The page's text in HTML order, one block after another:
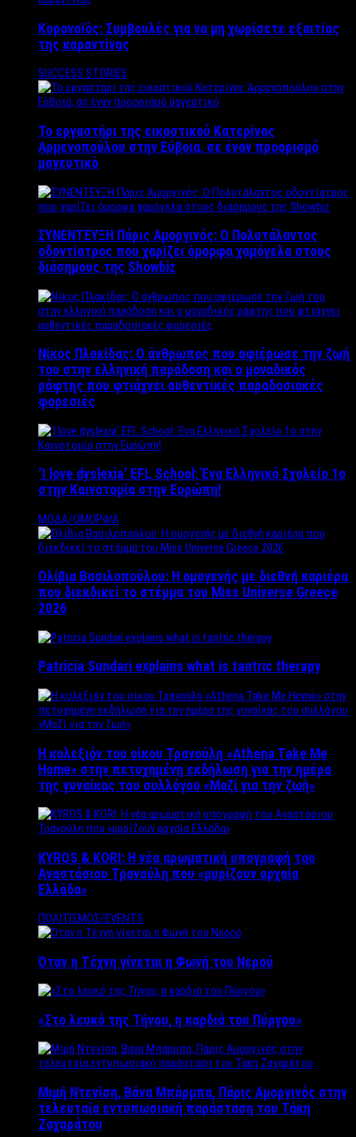
Κορονοϊός: Συμβουλές για να μη χωρίσετε εξαιτίας
της καραντίνας
SUCCESS STORIES
Το εργαστήρι της εικαστικού Κατερίνας
Αρμενοπούλου στην Εύβοια, σε έναν προορισμό
μαγευτικό
ΣΥΝΕΝΤΕΥΞΗ Πάρις Αμοργινός: O Πολυτάλαντος
οδοντίατρος που χαρίζει όμορφα χαμόγελα στους
διάσημους της Showbiz
Νίκος Πλακίδας: O άνθρωπος που αφιέρωσε την ζωή
του στην ελληνική παράδοση και ο μοναδικός
ράφτης που φτιάχνει αυθεντικές παραδοσιακές
φορεσιές
‘Ι love dyslexia’ EFL School: Ένα Ελληνικό Σχολείo 1ο
στην Καινοτομία στην Ευρώπη!
ΜΟΔΑ/ΟΜΟΡΦΙΑ
Ολίβια Βασιλοπούλου: Η ομογενής με διεθνή καριέρα
που διεκδικεί το στέμμα του Miss Universe Greece
2026
Patricia Sundari explains what is tantric therapy
Η κολεξιόν του οίκου Τρανούλη «Athena Take Me
Home» στην πετυχημένη εκδήλωση για την ημέρα
της γυναίκας του συλλόγου «Μαζί για την ζωή»
KYROS & KORI: Η νέα αρωματική υπογραφή του
Αναστάσιου Τρανούλη που «μυρίζουν αρχαία
Ελλάδα»
ΠΟΛΙΤΙΣΜΟΣ/EVENTS
Όταν η Τέχνη γίνεται η Φωνή του Νερού
«Στο λευκό της Τήνου, η καρδιά του Πύργου»
Μιμή Ντενίση, Βάνα Μπάρμπα, Πάρις Αμοργινός στην
τελευταία εντυπωσιακή παράσταση του Τάκη
Ζαχαράτου